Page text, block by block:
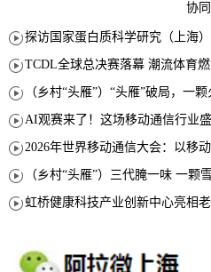
协同
TCDL全球总决赛落幕 潮流体育